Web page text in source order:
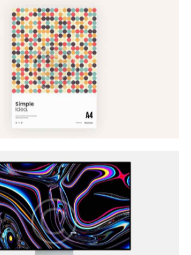
Website Models
Web Design
Develop & Create
Web Design